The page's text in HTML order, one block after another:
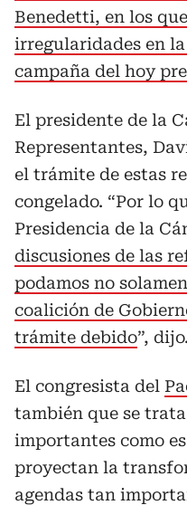
Benedetti, en los
irregularidades en
campaña del hoy
El presidente de la
Representantes,
el trámite de estas
congelado. “Por lo
Presidencia de la
discusiones de las
podamos no
coalición de
trámite debido”, dijo.
El congresista del
también que se
importantes como
proyectan la
agendas tan